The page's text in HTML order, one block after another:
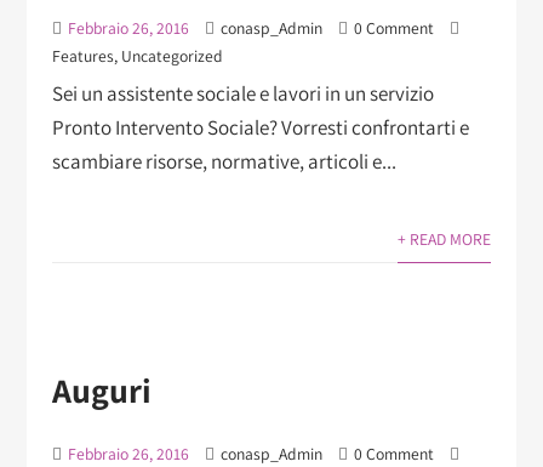
Febbraio 26, 2016 conasp_Admin
0 Comment
Features, Uncategorized
Sei un assistente sociale e lavori in un servizio
Pronto Intervento Sociale? Vorresti confrontarti e
scambiare risorse, normative, articoli e...
+ READ MORE
Auguri
Febbraio 26, 2016 conasp_Admin
0 Comment